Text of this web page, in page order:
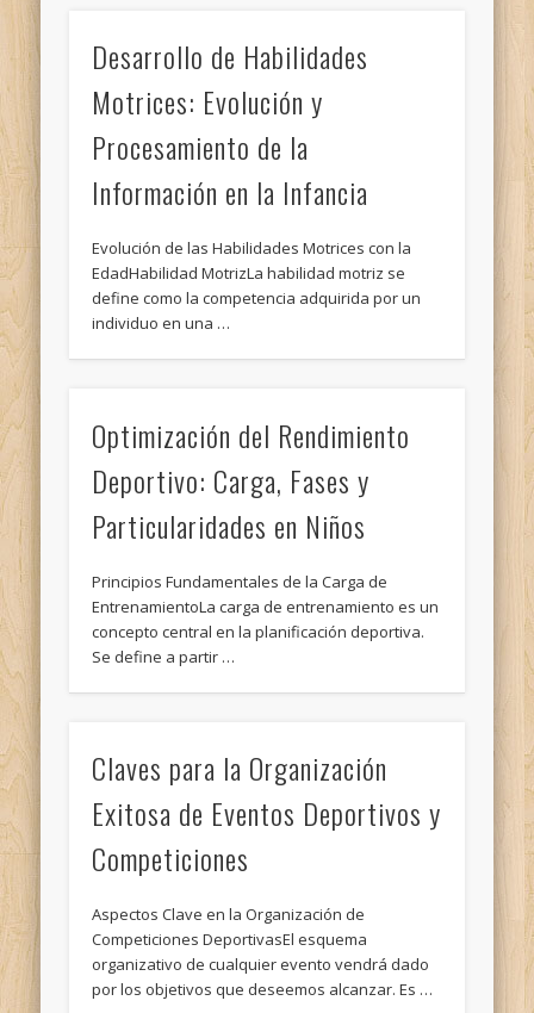
Desarrollo de Habilidades
Motrices: Evolución y
Procesamiento de la
Información en la Infancia
Evolución de las Habilidades Motrices con la
EdadHabilidad MotrizLa habilidad motriz se
define como la competencia adquirida por un
individuo en una …
Optimización del Rendimiento
Deportivo: Carga, Fases y
Particularidades en Niños
Principios Fundamentales de la Carga de
EntrenamientoLa carga de entrenamiento es un
concepto central en la planificación deportiva.
Se define a partir …
Claves para la Organización
Exitosa de Eventos Deportivos y
Competiciones
Aspectos Clave en la Organización de
Competiciones DeportivasEl esquema
organizativo de cualquier evento vendrá dado
por los objetivos que deseemos alcanzar. Es …